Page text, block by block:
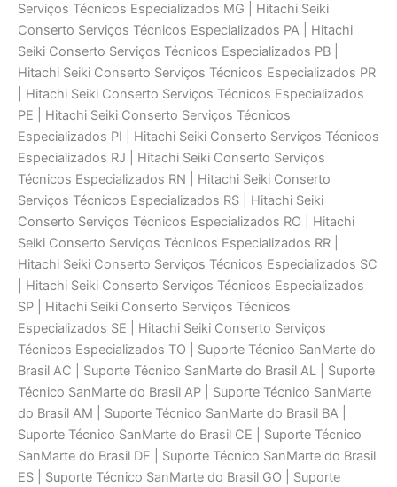
Serviços Técnicos Especializados MG | Hitachi Seiki
Conserto Serviços Técnicos Especializados PA | Hitachi
Seiki Conserto Serviços Técnicos Especializados PB |
Hitachi Seiki Conserto Serviços Técnicos Especializados PR
| Hitachi Seiki Conserto Serviços Técnicos Especializados
PE | Hitachi Seiki Conserto Serviços Técnicos
Especializados PI | Hitachi Seiki Conserto Serviços Técnicos
Especializados RJ | Hitachi Seiki Conserto Serviços
Técnicos Especializados RN | Hitachi Seiki Conserto
Serviços Técnicos Especializados RS | Hitachi Seiki
Conserto Serviços Técnicos Especializados RO | Hitachi
Seiki Conserto Serviços Técnicos Especializados RR |
Hitachi Seiki Conserto Serviços Técnicos Especializados SC
| Hitachi Seiki Conserto Serviços Técnicos Especializados
SP | Hitachi Seiki Conserto Serviços Técnicos
Especializados SE | Hitachi Seiki Conserto Serviços
Técnicos Especializados TO | Suporte Técnico SanMarte do
Brasil AC | Suporte Técnico SanMarte do Brasil AL | Suporte
Técnico SanMarte do Brasil AP | Suporte Técnico SanMarte
do Brasil AM | Suporte Técnico SanMarte do Brasil BA |
Suporte Técnico SanMarte do Brasil CE | Suporte Técnico
SanMarte do Brasil DF | Suporte Técnico SanMarte do Brasil
ES | Suporte Técnico SanMarte do Brasil GO | Suporte